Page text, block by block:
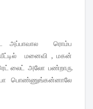
அப்பாவால ரொம்ப
வீட்டில் மனைவி , மகன்
லைட் அலோ பண்றாரு.
பொண்ணுங்கன்னாலே